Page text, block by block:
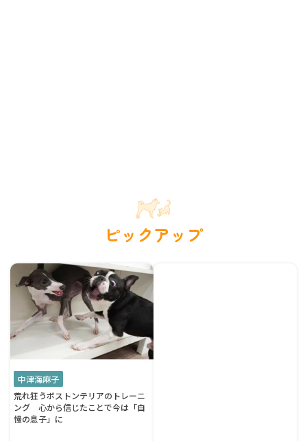
ピックアップ
中津海麻子
荒れ狂うボストンテリアのトレーニ
ング 心から信じたことで今は「自
慢の息子」に